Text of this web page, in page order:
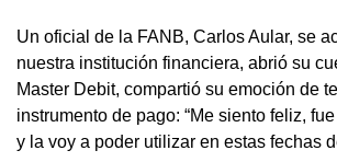
Un oficial de la FANB, Carlos Aular, se
nuestra institución financiera, abrió su
Master Debit, compartió su emoción de
instrumento de pago: “Me siento feliz,
y la voy a poder utilizar en estas fechas